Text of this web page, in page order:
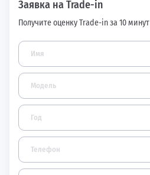
Заявка на Trade-in
Получите оценку Trade-in за 10 минут